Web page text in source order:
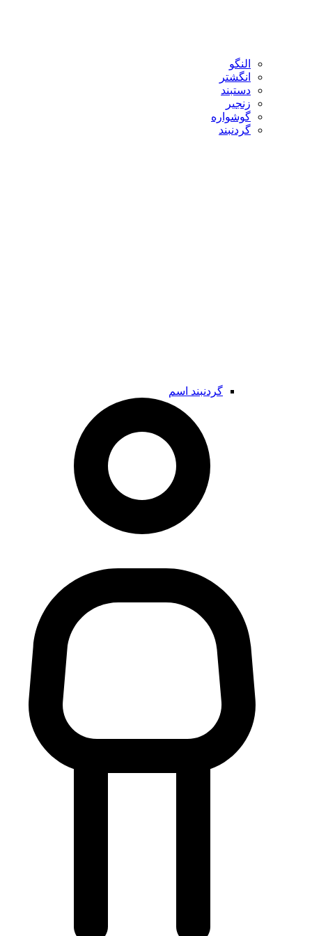
النگو
انگشتر
دستبند
زنجیر
گوشواره
گردنبند
گردنبند اسم